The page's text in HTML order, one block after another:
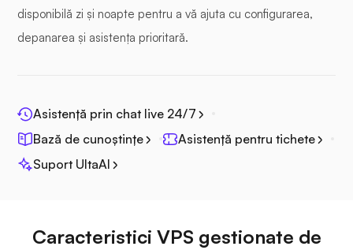
disponibilă zi și noapte pentru a vă ajuta cu configurarea,
depanarea și asistența prioritară.
Asistență prin chat live 24/7
Bază de cunoștințe
Asistență pentru tichete
Suport UltaAI
Caracteristici VPS gestionate de